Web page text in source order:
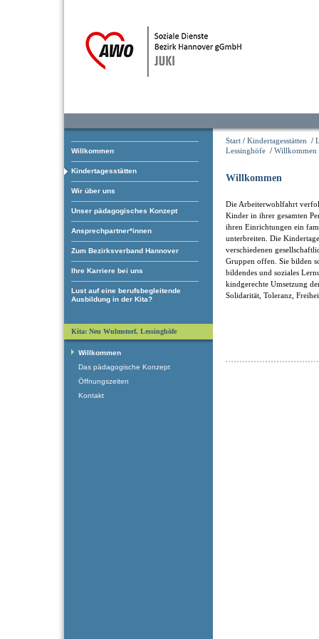
Willkommen
Kindertagesstätten
Wir über uns
Unser pädagogisches Konzept
Ansprechpartner*innen
Zum Bezirksverband Hannover
Ihre Karriere bei uns
Lust auf eine berufsbegleitende
Ausbildung in der Kita?
Start / Kindertagesstätten /
Lessinghöfe / Willkommen
Willkommen
Die Arbeiterwohlfahrt
Kinder in ihrer gesamten
ihren Einrichtungen ein
unterbreiten. Die
verschiedenen
Gruppen offen. Sie bilden
bildendes und soziales
kindgerechte Umsetzung
Solidarität, Toleranz,
Kita: Neu Wulmstorf, Lessinghöfe
Willkommen
Das pädagogische Konzept
Öffnungszeiten
Kontakt